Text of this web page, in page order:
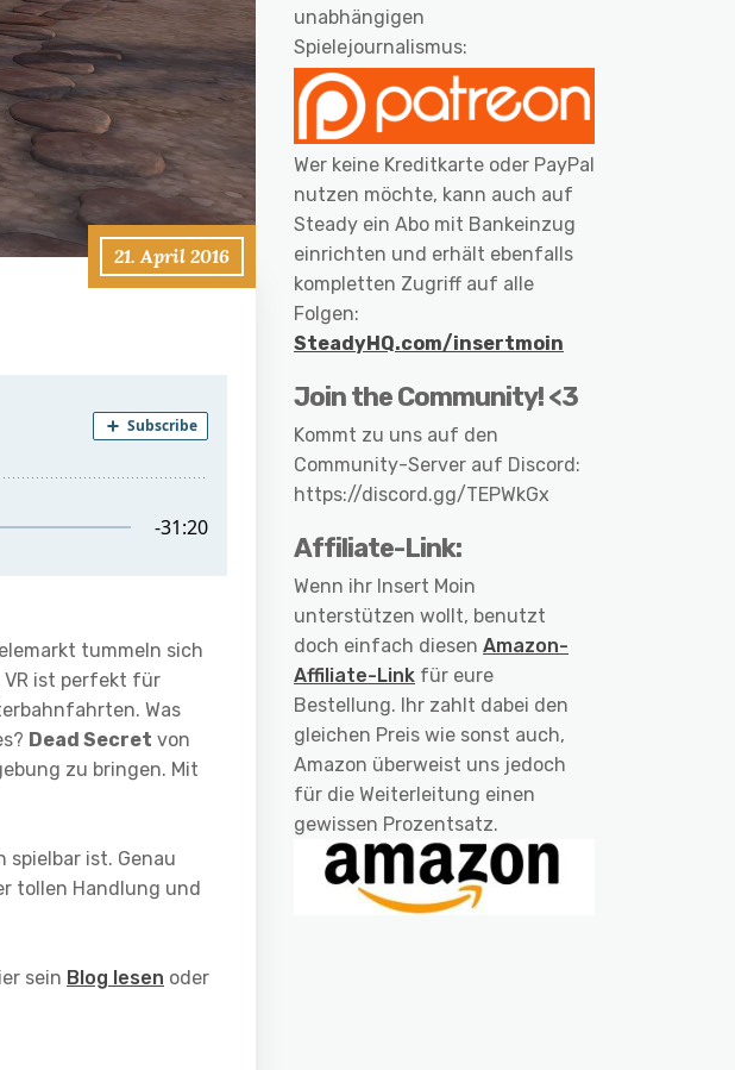
21. April 2016
tummeln sich
VR ist perfekt für
Was
Dead Secret von
zu bringen. Mit
spielbar ist. Genau
tollen Handlung und
sein Blog lesen oder
unabhängigen
Spielejournalismus:
Wer keine Kreditkarte oder PayPal
nutzen möchte, kann auch auf
Steady ein Abo mit Bankeinzug
einrichten und erhält ebenfalls
kompletten Zugriff auf alle
Folgen:
SteadyHQ.com/insertmoin
Join the Community! <3
Kommt zu uns auf den
Community-Server auf Discord:
https://discord.gg/TEPWkGx
Affiliate-Link:
Wenn ihr Insert Moin
unterstützen wollt, benutzt
doch einfach diesen Amazon-
Affiliate-Link für eure
Bestellung. Ihr zahlt dabei den
gleichen Preis wie sonst auch,
Amazon überweist uns jedoch
für die Weiterleitung einen
gewissen Prozentsatz.